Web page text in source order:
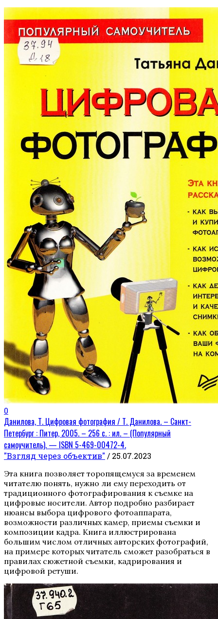
0
Данилова, Т. Цифровая фотография / Т. Данилова. – Санкт-
Петербург : Питер, 2005. – 256 с. : ил. – (Популярный
самоучитель). — ISBN 5-469-00472-4.
"Взгляд через объектив" / 25.07.2023
Эта книга позволяет торопящемуся за временем
читателю понять, нужно ли ему переходить от
традиционного фотографирования к съемке на
цифровые носители. Автор подробно разбирает
нюансы выбора цифрового фотоаппарата,
возможности различных камер, приемы съемки и
композиции кадра. Книга иллюстрирована
большим числом отличных авторских фотографий,
на примере которых читатель сможет разобраться в
правилах сюжетной съемки, кадрирования и
цифровой ретуши.